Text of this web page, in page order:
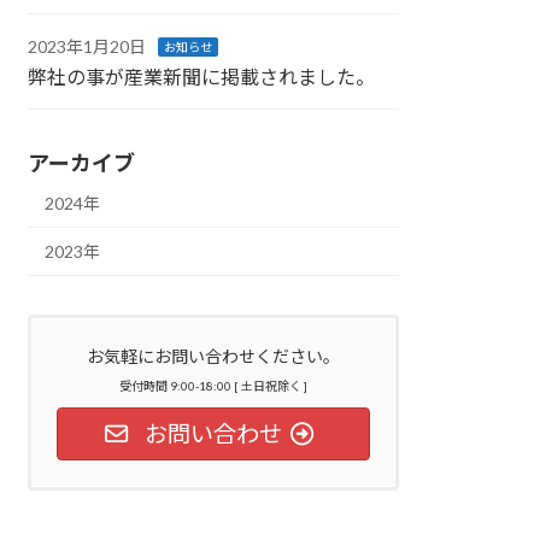
2023年1月20日 お知らせ
弊社の事が産業新聞に掲載されました。
アーカイブ
2024年
2023年
お気軽にお問い合わせください。
受付時間 9:00-18:00 [ 土日祝除く ]
お問い合わせ